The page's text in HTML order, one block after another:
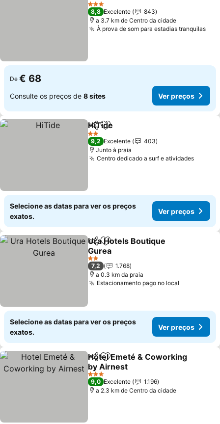
3 Estrelas
8,8 Excelente
843
a 3.7 km de Centro da cidade
À prova de som para estadias tranquilas
De € 68
Consulte os preços de 8 sites Ver preços
PartilharAdicionar aos favoritos
HiTide
2 Estrelas
9,2 Excelente
403
Junto à praia
Centro dedicado a surf e atividades
Selecione as datas para ver os preços
exatos.
Ver preços
PartilharAdicionar aos favoritos
Ura Hotels Boutique
Gurea
2 Estrelas
7,2
1.768
a 0.3 km da praia
Estacionamento pago no local
Selecione as datas para ver os preços
exatos.
Ver preços
PartilharAdicionar aos favoritos
Hotel Emeté & Coworking
by Airnest
3 Estrelas
9,0 Excelente
1.196
a 2.3 km de Centro da cidade